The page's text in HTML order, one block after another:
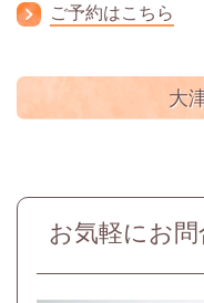
ご予約はこちら
大
お気軽にお